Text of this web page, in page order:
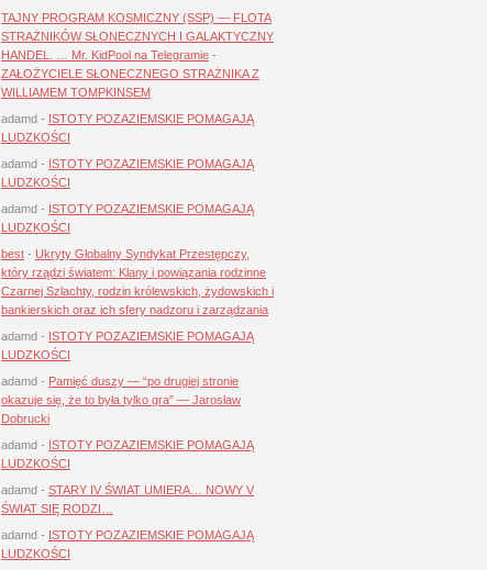
TAJNY PROGRAM KOSMICZNY (SSP) — FLOTA
STRAŻNIKÓW SŁONECZNYCH I GALAKTYCZNY
HANDEL. … Mr. KidPool na Telegramie -
ZAŁOŻYCIELE SŁONECZNEGO STRAŻNIKA Z
WILLIAMEM TOMPKINSEM
adamd - ISTOTY POZAZIEMSKIE POMAGAJĄ
LUDZKOŚCI
adamd - ISTOTY POZAZIEMSKIE POMAGAJĄ
LUDZKOŚCI
adamd - ISTOTY POZAZIEMSKIE POMAGAJĄ
LUDZKOŚCI
best - Ukryty Globalny Syndykat Przestępczy,
który rządzi światem: Klany i powiązania rodzinne
Czarnej Szlachty, rodzin królewskich, żydowskich i
bankierskich oraz ich sfery nadzoru i zarządzania
adamd - ISTOTY POZAZIEMSKIE POMAGAJĄ
LUDZKOŚCI
adamd - Pamięć duszy — “po drugiej stronie
okazuje się, że to była tylko gra” — Jarosław
Dobrucki
adamd - ISTOTY POZAZIEMSKIE POMAGAJĄ
LUDZKOŚCI
adamd - STARY IV ŚWIAT UMIERA… NOWY V
ŚWIAT SIĘ RODZI…
adamd - ISTOTY POZAZIEMSKIE POMAGAJĄ
LUDZKOŚCI